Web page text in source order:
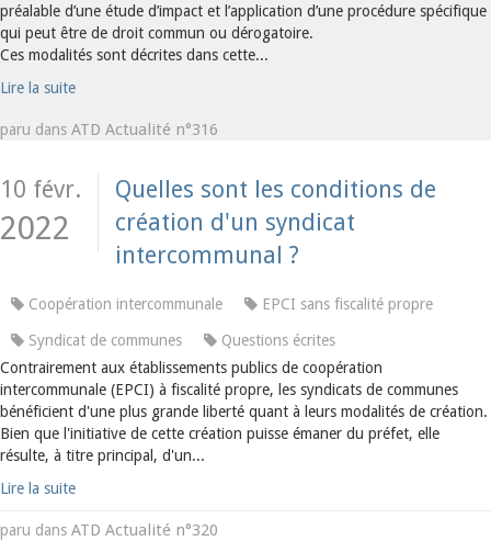
préalable d’une étude d’impact et l’application d’une procédure spécifique
qui peut être de droit commun ou dérogatoire.
Ces modalités sont décrites dans cette...
Lire la suite
paru dans ATD Actualité n°316
10 févr.
2022
Quelles sont les conditions de
création d'un syndicat
intercommunal ?
Coopération intercommunale EPCI sans fiscalité propre
Syndicat de communes
Questions écrites
Contrairement aux établissements publics de coopération
intercommunale (EPCI) à fiscalité propre, les syndicats de communes
bénéficient d'une plus grande liberté quant à leurs modalités de création.
Bien que l'initiative de cette création puisse émaner du préfet, elle
résulte, à titre principal, d'un...
Lire la suite
paru dans ATD Actualité n°320